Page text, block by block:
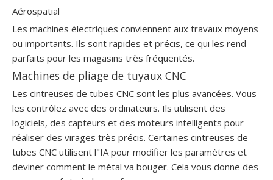
Aérospatial
Les machines électriques conviennent aux travaux moyens
ou importants. Ils sont rapides et précis, ce qui les rend
parfaits pour les magasins très fréquentés.
Machines de pliage de tuyaux CNC
Les cintreuses de tubes CNC sont les plus avancées. Vous
les contrôlez avec des ordinateurs. Ils utilisent des
logiciels, des capteurs et des moteurs intelligents pour
réaliser des virages très précis. Certaines cintreuses de
tubes CNC utilisent l"IA pour modifier les paramètres et
deviner comment le métal va bouger. Cela vous donne des